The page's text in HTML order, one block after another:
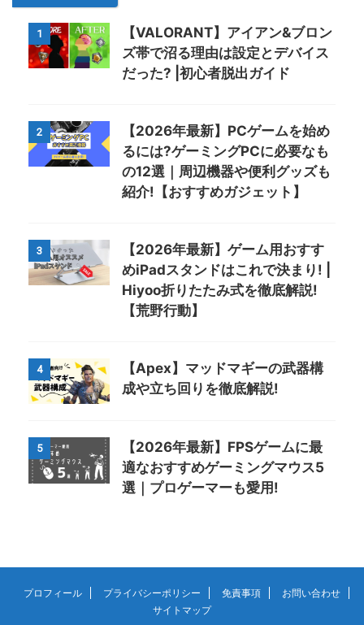
1
【VALORANT】アイアン&ブロン
ズ帯で沼る理由は設定とデバイス
だった? |初心者脱出ガイド
2
【2026年最新】PCゲームを始め
るには?ゲーミングPCに必要なも
の12選｜周辺機器や便利グッズも
紹介!【おすすめガジェット】
3
【2026年最新】ゲーム用おすす
めiPadスタンドはこれで決まり! |
Hiyoo折りたたみ式を徹底解説!
【荒野行動】
4
【Apex】マッドマギーの武器構
成や立ち回りを徹底解説!
5
【2026年最新】FPSゲームに最
適なおすすめゲーミングマウス5
選｜プロゲーマーも愛用!
プロフィール プライバシーポリシー 免責事項
お問い合わせ
サイトマップ